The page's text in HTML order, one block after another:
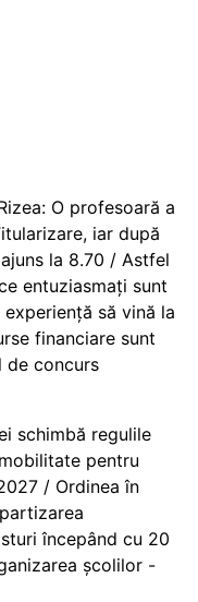
O profesoară a
iar după
la 8.70 / Astfel
entuziasmați sunt
să vină la
financiare sunt
de concurs
schimbă regulile
pentru
/ Ordinea în
începând cu 20
școlilor -